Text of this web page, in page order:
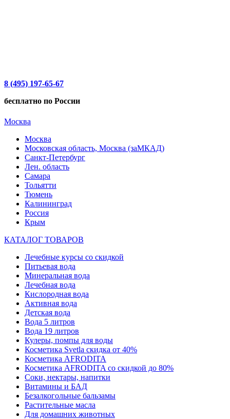
8 (495) 197-65-67
бесплатно по России
Москва
Москва
Московская область, Москва (заМКАД)
Санкт-Петербург
Лен. область
Самара
Тольятти
Тюмень
Калининград
Россия
Крым
КАТАЛОГ ТОВАРОВ
Лечебные курсы со скидкой
Питьевая вода
Минеральная вода
Лечебная вода
Кислородная вода
Активная вода
Детская вода
Вода 5 литров
Вода 19 литров
Кулеры, помпы для воды
Косметика Svetla скидка от 40%
Косметика AFRODITA
Косметика AFRODITA со скидкой до 80%
Соки, нектары, напитки
Витамины и БАД
Безалкогольные бальзамы
Растительные масла
Для домашних животных